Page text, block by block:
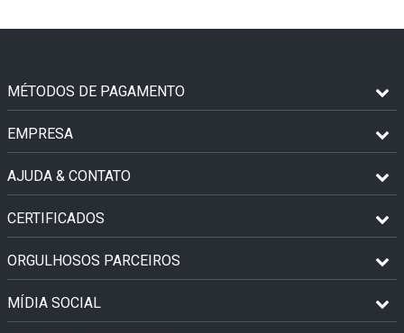
MÉTODOS DE PAGAMENTO
EMPRESA
AJUDA & CONTATO
CERTIFICADOS
ORGULHOSOS PARCEIROS
MÍDIA SOCIAL